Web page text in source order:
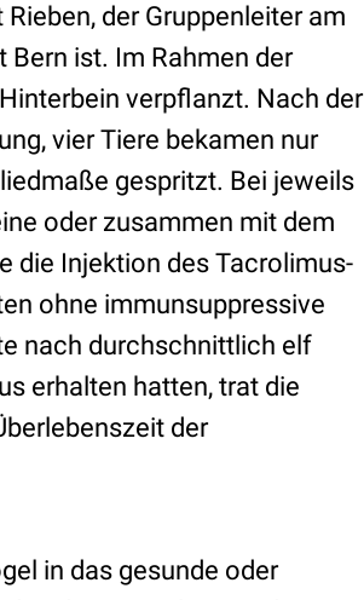
der Gruppenleiter am
ist. Im Rahmen der
verpflanzt. Nach der
vier Tiere bekamen nur
gespritzt. Bei jeweils
oder zusammen mit dem
die Injektion des Tacrolimus-
ohne immunsuppressive
nach durchschnittlich elf
erhalten hatten, trat die
der
in das gesunde oder